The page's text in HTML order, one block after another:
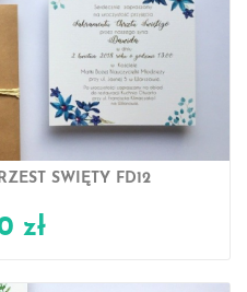
ŚWIĘTY FD12
zł